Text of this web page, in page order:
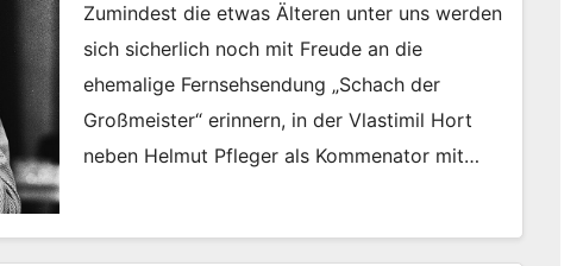
Zumindest die etwas Älteren unter uns werden
sich sicherlich noch mit Freude an die
ehemalige Fernsehsendung „Schach der
Großmeister“ erinnern, in der Vlastimil Hort
neben Helmut Pfleger als Kommenator mit…